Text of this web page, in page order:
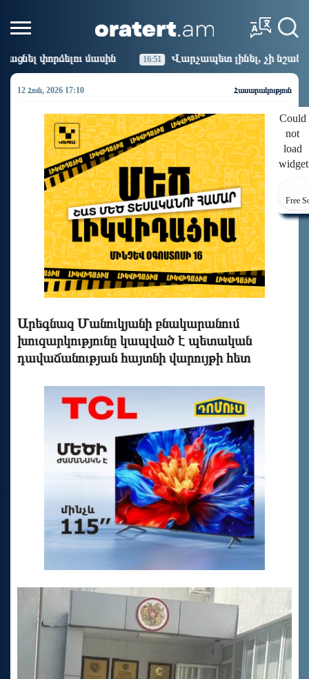
16:51 Վարչապետ լինել, չի նշանակում ինչ ուզել անել
12 Հուն, 2026 17:10 Հասարակություն
Could
not
load
Free
Արեգնազ Մանուկյանի բնակարանում
խուզարկությունը կապված է պետական
դավաճանության հայտնի վարույթի հետ